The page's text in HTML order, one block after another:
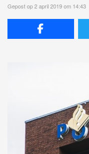
Gepost op 2 april 2019 om 14:43